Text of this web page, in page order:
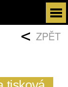
< ZPĚT